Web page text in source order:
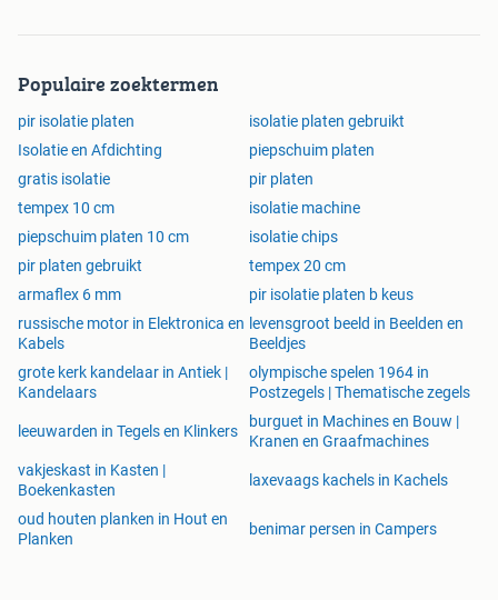
Populaire zoektermen
pir isolatie platen
isolatie platen gebruikt
Isolatie en Afdichting
piepschuim platen
gratis isolatie
pir platen
tempex 10 cm
isolatie machine
piepschuim platen 10 cm
isolatie chips
pir platen gebruikt
tempex 20 cm
armaflex 6 mm
pir isolatie platen b keus
russische motor in Elektronica en
Kabels
levensgroot beeld in Beelden en
Beeldjes
grote kerk kandelaar in Antiek |
Kandelaars
olympische spelen 1964 in
Postzegels | Thematische zegels
leeuwarden in Tegels en Klinkers
burguet in Machines en Bouw |
Kranen en Graafmachines
vakjeskast in Kasten |
Boekenkasten
laxevaags kachels in Kachels
oud houten planken in Hout en
Planken
benimar persen in Campers